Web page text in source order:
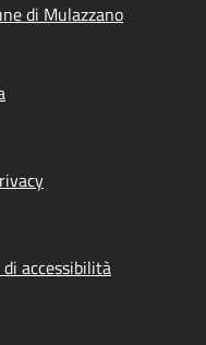
di Mulazzano
accessibilità